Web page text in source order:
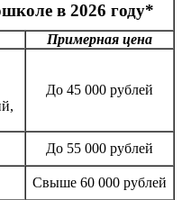
в 2026 году*
Примерная цена
До 45 000 рублей
До 55 000 рублей
Свыше 60 000 рублей